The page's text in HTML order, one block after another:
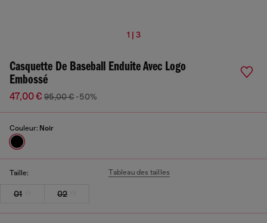
1 | 3
Casquette De Baseball Enduite Avec Logo
Embossé
47,00 € 95,00 € -50%
Couleur: Noir
Taille: Tableau des tailles
01 02